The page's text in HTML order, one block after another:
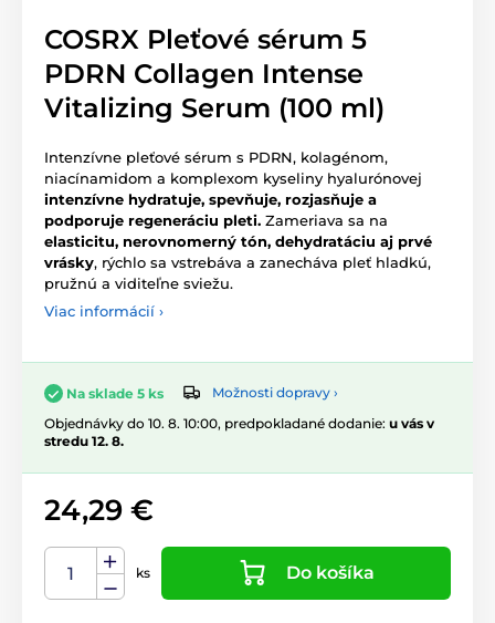
COSRX Pleťové sérum 5
PDRN Collagen Intense
Vitalizing Serum (100 ml)
Intenzívne pleťové sérum s PDRN, kolagénom,
niacínamidom a komplexom kyseliny hyalurónovej
intenzívne hydratuje, spevňuje, rozjasňuje a
podporuje regeneráciu pleti. Zameriava sa na
elasticitu, nerovnomerný tón, dehydratáciu aj prvé
vrásky, rýchlo sa vstrebáva a zanecháva pleť hladkú,
pružnú a viditeľne sviežu.
Viac informácií ›
Na sklade 5 ks
Možnosti dopravy ›
Objednávky do 10. 8. 10:00, predpokladané dodanie: u vás v
stredu 12. 8.
24,29 €
ks Do košíka